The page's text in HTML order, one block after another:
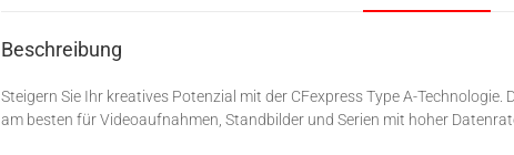
Beschreibung
Steigern Sie Ihr kreatives Potenzial mit der CFexpress Type A-
am besten für Videoaufnahmen, Standbilder und Serien mit hoher